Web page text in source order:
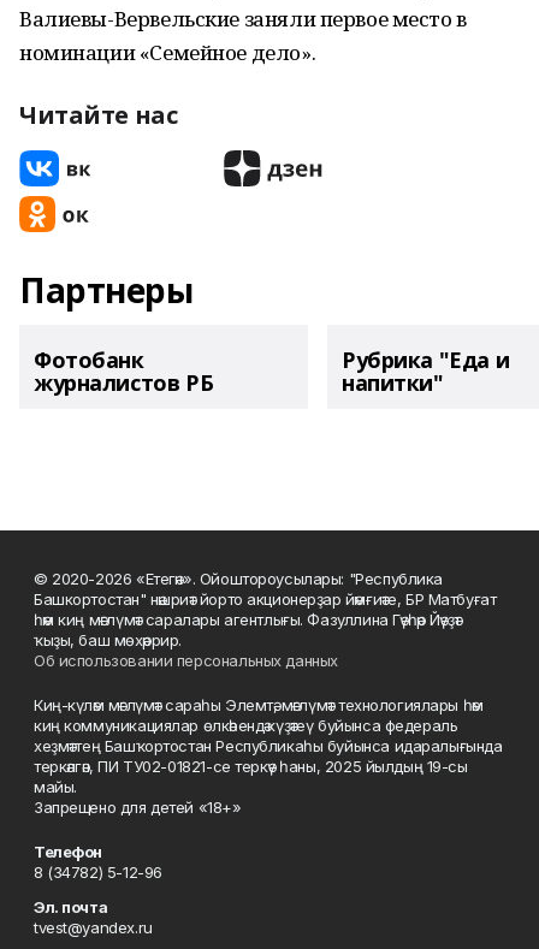
Валиевы-Вервельские заняли первое место в
номинации «Семейное дело».
Читайте нас
Партнеры
Фотобанк
журналистов РБ
Рубрика "Еда и
напитки"
© 2020-2026 «Етегән». Ойоштороусылары: "Республика
Башкортостан" нәшриәт йорто акционерҙар йәмғиәте, БР Матбуғат
һәм киң мәғлүмәт саралары агентлығы. Фазуллина Гәүһәр Йәүҙәт
ҡыҙы, баш мөхәррир.
Об использовании персональных данных
Киң-күләм мәғлүмәт сараһы Элемтә, мәғлүмәт технологиялары һәм
киң коммуникациялар өлкәһендә күҙәтеү буйынса федераль
хеҙмәттең Башҡортостан Республикаһы буйынса идаралығында
теркәлгән, ПИ ТУ02-01821-се теркәү һаны, 2025 йылдың 19-сы
майы.
Запрещено для детей «18+»
Телефон
8 (34782) 5-12-96
Эл. почта
tvest@yandex.ru